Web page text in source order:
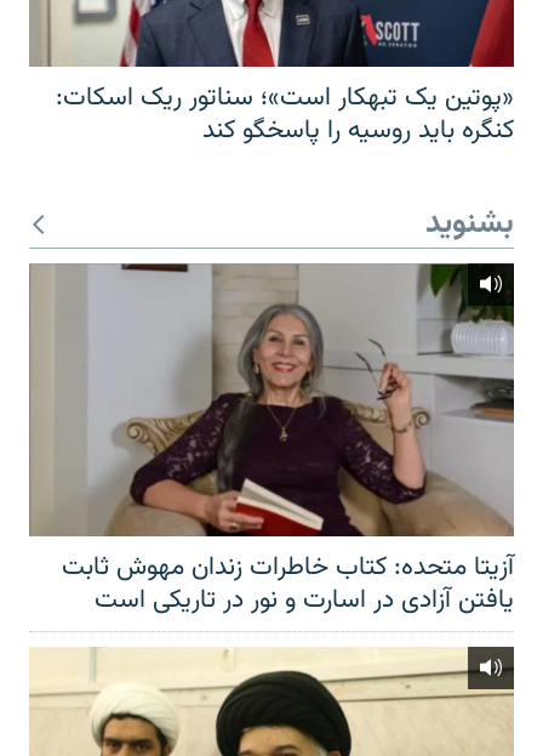
«پوتین یک تبهکار است»؛ سناتور ریک اسکات:
کنگره باید روسیه را پاسخگو کند
بشنوید
آزیتا متحده: کتاب خاطرات زندان مهوش ثابت
یافتن آزادی در اسارت و نور در تاریکی است